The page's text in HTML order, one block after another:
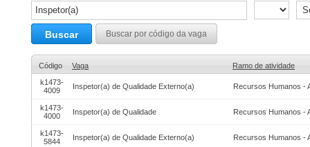
Buscar Buscar por código da vaga
Código Vaga
Ramo de atividade
k1473-
4009
Inspetor(a) de Qualidade Externo(a) Recursos Humanos -
k1473-
4000
Inspetor(a) de Qualidade Recursos Humanos -
k1473-
5844
Inspetor(a) de Qualidade Externo(a) Recursos Humanos -